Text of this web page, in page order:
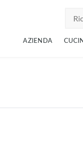
AZIENDA